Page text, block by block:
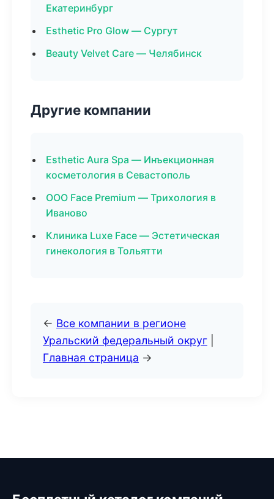
Екатеринбург
Esthetic Pro Glow — Сургут
Beauty Velvet Care — Челябинск
Другие компании
Esthetic Aura Spa — Инъекционная
косметология в Севастополь
ООО Face Premium — Трихология в
Иваново
Клиника Luxe Face — Эстетическая
гинекология в Тольятти
← Все компании в регионе
Уральский федеральный округ
Главная страница →